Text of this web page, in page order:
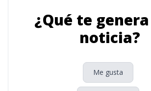
¿Qué te
noticia?
Me gusta